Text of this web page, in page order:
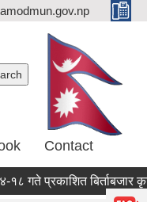
Contact
प्रकाशित बिर्ताबजार कृषि